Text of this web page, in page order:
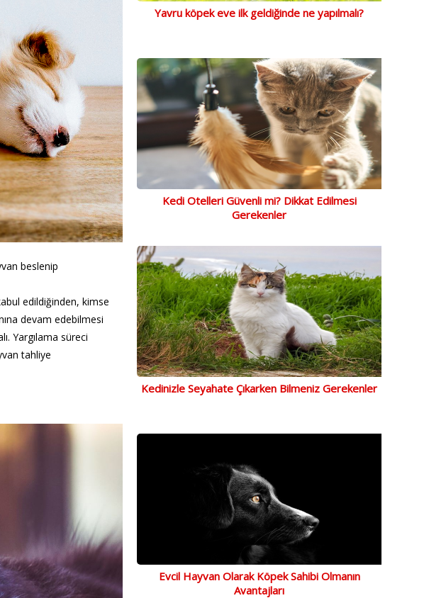
beslenip
edildiğinden, kimse
devam edebilmesi
Yargılama süreci
tahliye
Yavru köpek eve ilk geldiğinde ne yapılmalı?
Kedi Otelleri Güvenli mi? Dikkat Edilmesi
Gerekenler
Kedinizle Seyahate Çıkarken Bilmeniz Gerekenler
Evcil Hayvan Olarak Köpek Sahibi Olmanın
Avantajları